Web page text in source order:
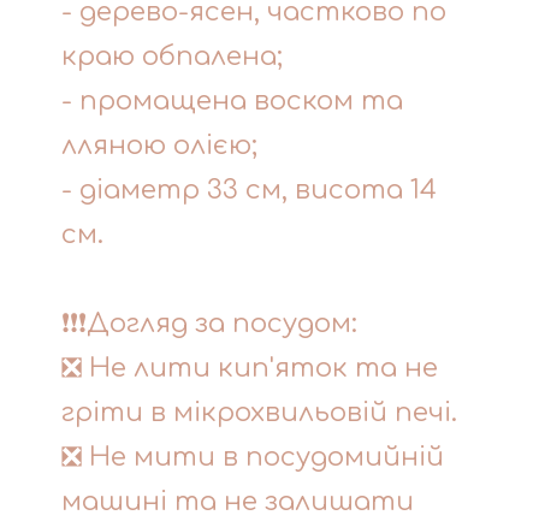
- дерево-ясен, частково по
краю обпалена;
- промащена воском та
лляною олією;
- діаметр 33 см, висота 14
см.
❗❗❗Догляд за посудом:
❎ Не лити кип'яток та не
гріти в мікрохвильовій печі.
❎ Не мити в посудомийній
машині та не залишати